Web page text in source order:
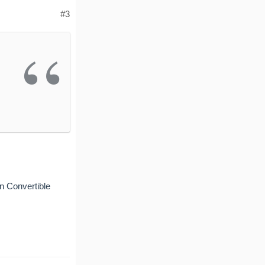
#3
Convertible